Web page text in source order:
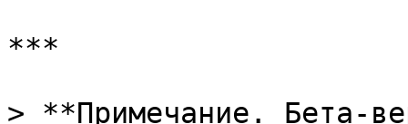
***
> **Примечание. Бета-